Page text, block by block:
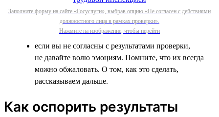
Заполните форму на сайте «Госуслуги», выбрав опцию «Не согласен с действиями
должностного лица в рамках проверки».
Нажмите на изображение, чтобы перейти
если вы не согласны с результатами проверки,
не давайте волю эмоциям. Помните, что их всегда
можно обжаловать. О том, как это сделать,
рассказываем дальше.
Как оспорить результаты